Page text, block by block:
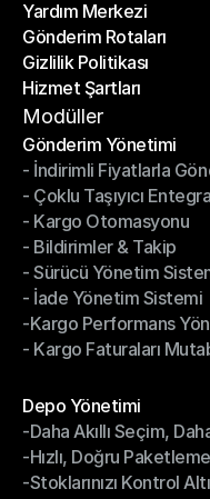
OTO Haberleri
Yardım Merkezi
Yardım Merkezi
Gönderim Rotaları
Gönderim Rotaları
Gizlilik Politikası
Gizlilik Politikası
Hizmet Şartları
Hizmet Şartları
Modüller
Gönderim Yönetimi
Gönderim Yönetimi
- İndirimli Fiyatlarla
- İndirimli Fiyatlarla
- Çoklu Taşıyıcı
- Çoklu Taşıyıcı
- Kargo Otomasyonu
- Kargo Otomasyonu
- Bildirimler & Takip
- Bildirimler & Takip
- Sürücü Yönetim
- Sürücü Yönetim
- İade Yönetim Sistemi
- İade Yönetim Sistemi
-Kargo Performans
-Kargo Performans
- Kargo Faturaları
Depo Yönetimi
Depo Yönetimi
-Daha Akıllı Seçim,
-Daha Akıllı Seçim,
-Hızlı, Doğru
-Hızlı, Doğru
-Stoklarınızı Kontrol